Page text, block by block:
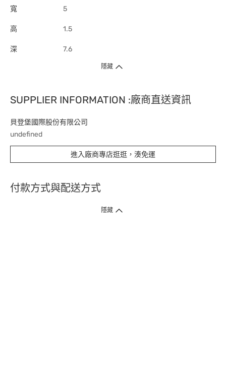
寬 5
高 1.5
深 7.6
隱藏
SUPPLIER INFORMATION :廠商直送資訊
貝登堡國際股份有限公司
undefined
進入廠商專店逛逛，湊免運
付款方式與配送方式
隱藏